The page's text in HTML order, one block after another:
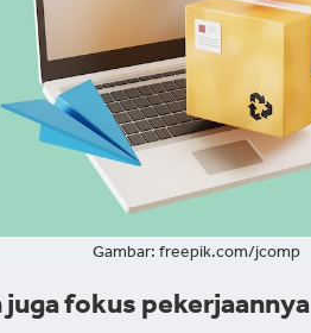
Gambar: freepik.com/jcomp
juga fokus pekerjaannya